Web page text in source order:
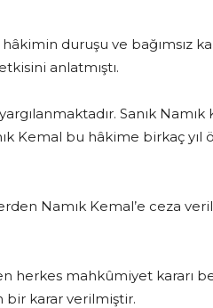
duruşu ve bağımsız
anlatmıştı.
Sanık Namık
Kemal bu hâkime birkaç yıl
Namık Kemal’e ceza
herkes mahkûmiyet kararı
bir karar verilmiştir.